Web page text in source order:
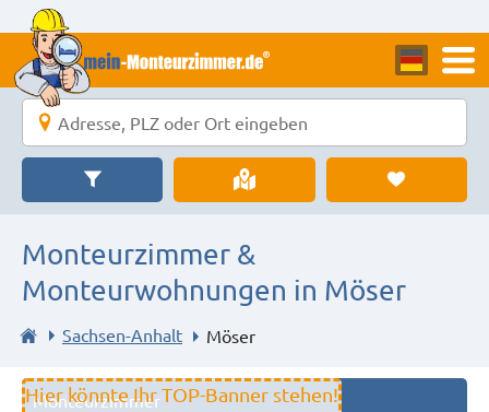
Monteurzimmer &
Monteurwohnungen in Möser
Sachsen-Anhalt Möser
Hier könnte Ihr TOP-Banner stehen!
Monteurzimmer